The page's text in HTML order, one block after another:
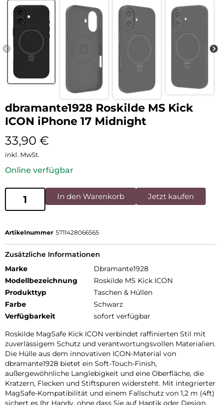
dbramante1928 Roskilde MS Kick
ICON iPhone 17 Midnight
33,90 €
inkl. MwSt.
Online verfügbar
In den Warenkorb Jetzt kaufen
Artikelnummer 5711428066565
Zusätzliche Informationen
Marke
Dbramante1928
Modellbezeichnung
Roskilde MS Kick ICON
Produkttyp
Taschen & Hüllen
Farbe
Schwarz
Verfügbarkeit
sofort verfügbar
Roskilde MagSafe Kick ICON verbindet raffinierten Stil mit
zuverlässigem Schutz und verantwortungsvollen Materialien.
Die Hülle aus dem innovativen ICON-Material von
dbramante1928 bietet ein Soft-Touch-Finish,
außergewöhnliche Langlebigkeit und eine Oberfläche, die
Kratzern, Flecken und Stiftspuren widersteht. Mit integrierter
MagSafe-Kompatibilität und einem Fallschutz von 1,2 m (4ft)
sichert es Ihr Handy, ohne dass Sie auf Haptik oder Design